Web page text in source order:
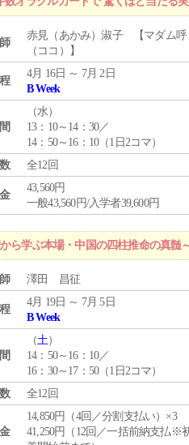
赤見（あかみ）淑子 【マダム呼
（ココ）】
4月 16日 ～ 7月 2日
B Week
（水）
13：10～14：30／
14：50～16：10（1日2コマ）
全12回
43,560円
一般43,560円/入学者39,600円
ら学ぶ本場・中国の四柱推命の真髄
澤田 昌征
4月 19日 ～ 7月 5日
B Week
（土）
14：50～16：10／
16：30～17：50（1日2コマ）
全12回
14,850円（4回／分割支払い）×3
41,250円（12回／一括前納支払※